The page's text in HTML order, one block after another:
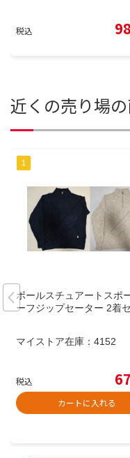
税込
近くの売り場
ポールスチュアートスポ
ーフジップセーター 2着
マイストア在庫： 4152
税込
カートに入れる